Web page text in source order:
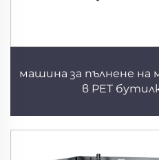
машина за пълнене на
в PET